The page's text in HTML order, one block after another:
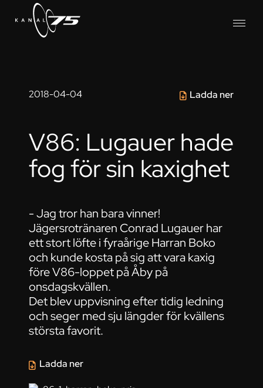
2018-04-04 Ladda ner
V86: Lugauer hade
fog för sin kaxighet
- Jag tror han bara vinner!
Jägersrotränaren Conrad Lugauer har
ett stort löfte i fyraårige Harran Boko
och kunde kosta på sig att vara kaxig
före V86-loppet på Åby på
onsdagskvällen.
Det blev uppvisning efter tidig ledning
och seger med sju längder för kvällens
största favorit.
Ladda ner